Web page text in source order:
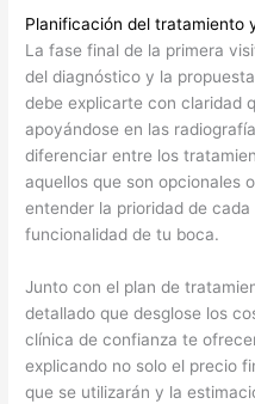
Planificación del tratamiento
La fase final de la primera
del diagnóstico y la
debe explicarte con claridad
apoyándose en las
diferenciar entre los
aquellos que son opcionales
entender la prioridad de
funcionalidad de tu boca.
Junto con el plan de
detallado que desglose los
clínica de confianza te
explicando no solo el precio
que se utilizarán y la